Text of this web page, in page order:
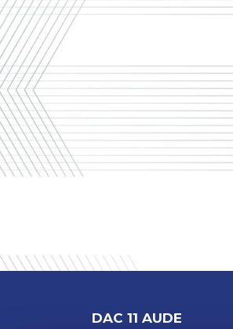
DAC 11 AUDE